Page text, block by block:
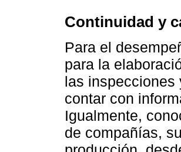
Continuidad y
Para el
para la
las inspecciones
contar con
Igualmente,
de compañías,